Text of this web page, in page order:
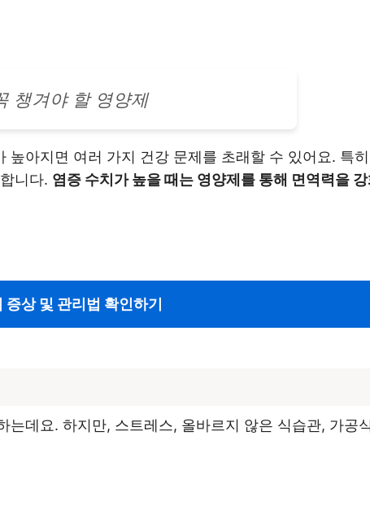
챙겨야 할 영양제
아지면 여러 가지 건강 문제를 초래할 수 있어요. 특
니다. 염증 수치가 높을 때는 영양제를 통해 면역력을
증상 및 관리법 확인하기
데요. 하지만, 스트레스, 올바르지 않은 식습관, 가공